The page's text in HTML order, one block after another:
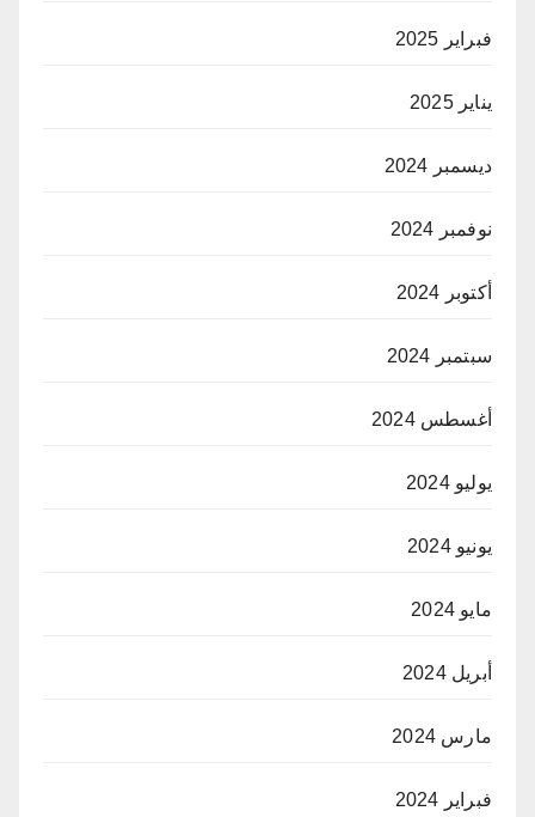
فبراير 2025
يناير 2025
ديسمبر 2024
نوفمبر 2024
أكتوبر 2024
سبتمبر 2024
أغسطس 2024
يوليو 2024
يونيو 2024
مايو 2024
أبريل 2024
مارس 2024
فبراير 2024